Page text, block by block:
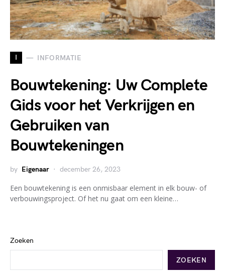
I INFORMATIE
Bouwtekening: Uw Complete
Gids voor het Verkrijgen en
Gebruiken van
Bouwtekeningen
by Eigenaar december 26, 2023
Een bouwtekening is een onmisbaar element in elk bouw- of
verbouwingsproject. Of het nu gaat om een kleine…
Zoeken
ZOEKEN